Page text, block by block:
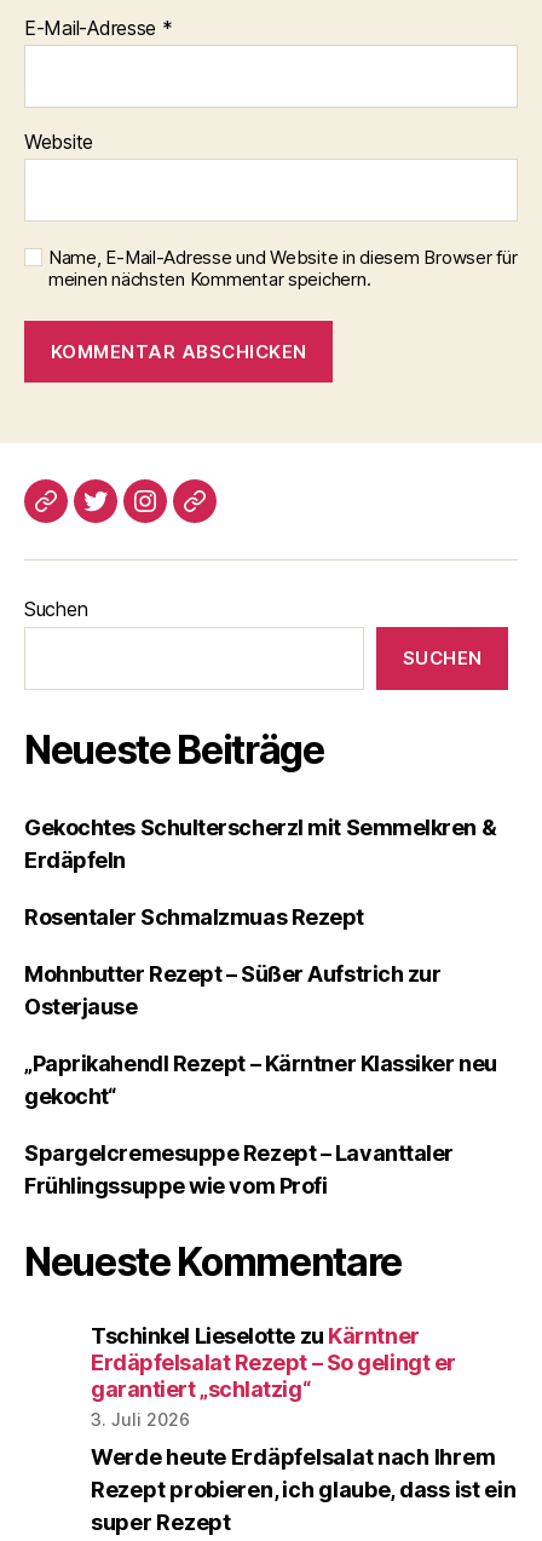
E-Mail-Adresse *
Website
Name, E-Mail-Adresse und Website in diesem Browser für
meinen nächsten Kommentar speichern.
blogspotTwitterInstagramPinterest
Suchen
SUCHEN
Neueste Beiträge
Gekochtes Schulterscherzl mit Semmelkren &
Erdäpfeln
Rosentaler Schmalzmuas Rezept
Mohnbutter Rezept – Süßer Aufstrich zur
Osterjause
„Paprikahendl Rezept – Kärntner Klassiker neu
gekocht“
Spargelcremesuppe Rezept – Lavanttaler
Frühlingssuppe wie vom Profi
Neueste Kommentare
Tschinkel Lieselotte zu Kärntner
Erdäpfelsalat Rezept – So gelingt er
garantiert „schlatzig“
3. Juli 2026
Werde heute Erdäpfelsalat nach Ihrem
Rezept probieren, ich glaube, dass ist ein
super Rezept